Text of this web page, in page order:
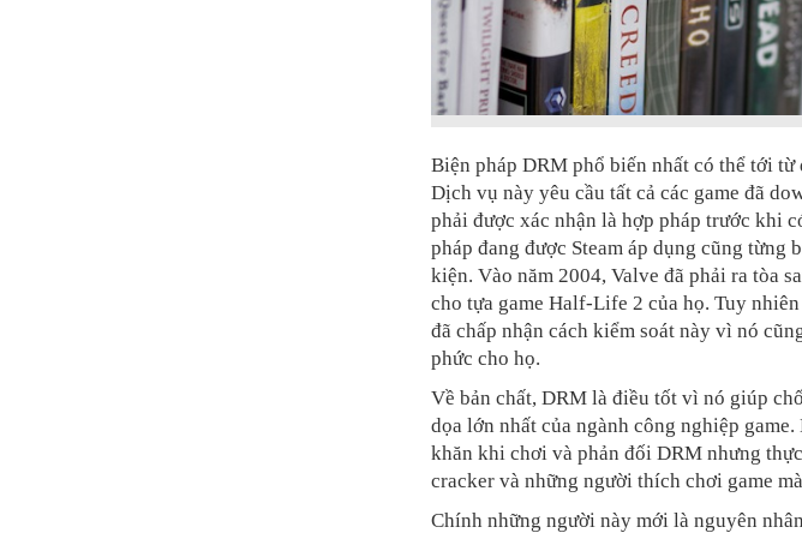
Biện pháp DRM phổ biến nhất có thể tới từ
Dịch vụ này yêu cầu tất cả các game đã
phải được xác nhận là hợp pháp trước khi
pháp đang được Steam áp dụng cũng từng
kiện. Vào năm 2004, Valve đã phải ra tòa
cho tựa game Half-Life 2 của họ. Tuy
đã chấp nhận cách kiểm soát này vì nó
phức cho họ.
Về bản chất, DRM là điều tốt vì nó giúp
dọa lớn nhất của ngành công nghiệp
khăn khi chơi và phản đối DRM nhưng
cracker và những người thích chơi game
Chính những người này mới là nguyên